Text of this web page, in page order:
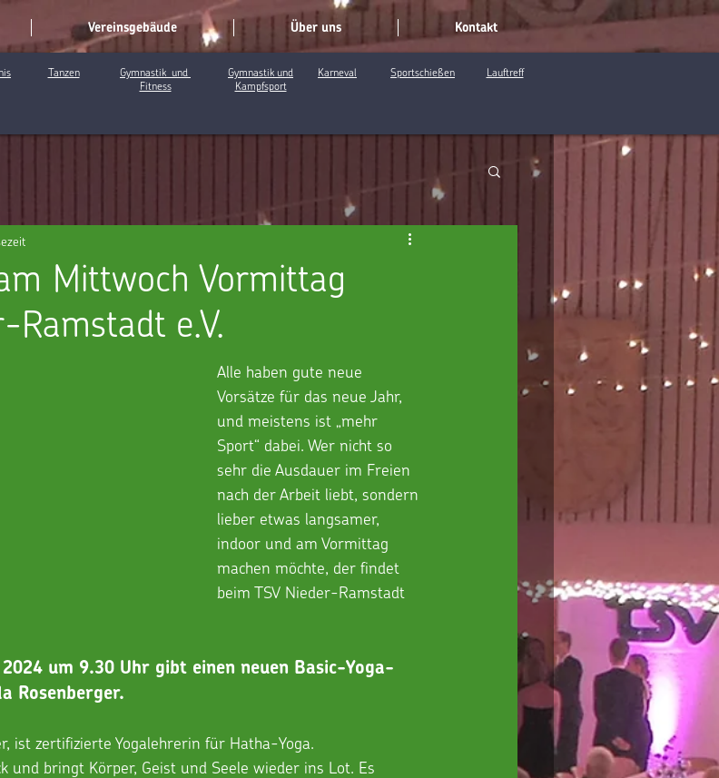
Vereinsgebäude Über uns Kontakt
Tanzen
Gymnastik und
Fitness
Gymnastik und
Kampfsport
Karneval Sportschießen Lauftreff
Mittwoch Vormittag
Ramstadt e.V.
Alle haben gute neue
Vorsätze für das neue Jahr,
und meistens ist „mehr
Sport“ dabei. Wer nicht so
sehr die Ausdauer im Freien
nach der Arbeit liebt, sondern
lieber etwas langsamer,
indoor und am Vormittag
machen möchte, der findet
beim TSV Nieder-Ramstadt
um 9.30 Uhr gibt einen neuen Basic-Yoga-
Rosenberger.
ist zertifizierte Yogalehrerin für Hatha-Yoga.
und bringt Körper, Geist und Seele wieder ins Lot. Es